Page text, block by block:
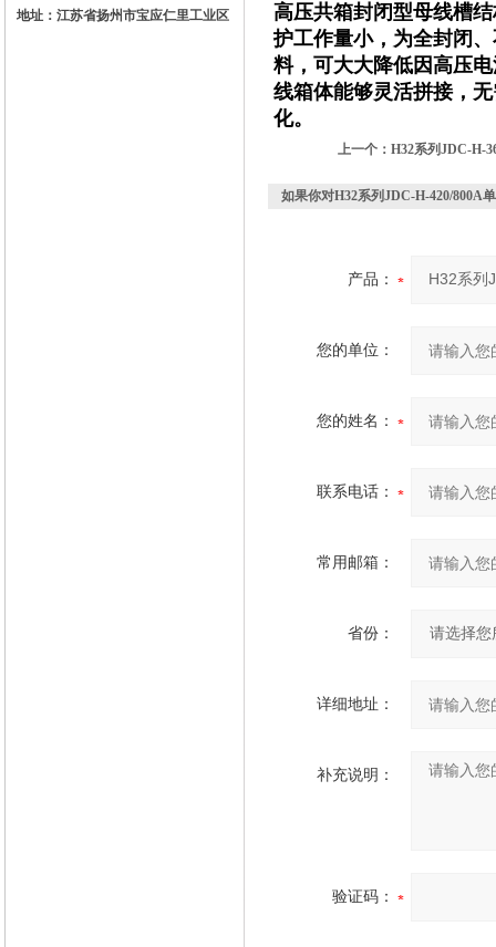
地址：江苏省扬州市宝应仁里工业区
高压共箱封闭型母线槽
护工作量小，为全封闭
料，可大大降低因高压
线箱体能够灵活拼接，
化。
上一个： H32系列JDC-H-
如果你对H32系列JDC-H-420/800A
产品：
您的单位：
您的姓名：
联系电话：
常用邮箱：
省份：
详细地址：
补充说明：
验证码：